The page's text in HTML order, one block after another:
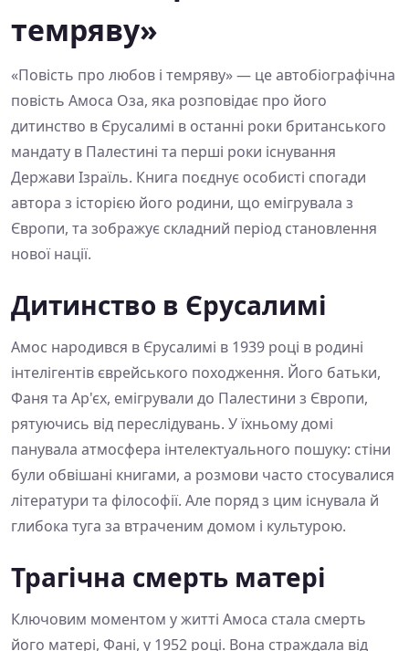
темряву»
«Повість про любов і темряву» — це автобіографічна
повість Амоса Оза, яка розповідає про його
дитинство в Єрусалимі в останні роки британського
мандату в Палестині та перші роки існування
Держави Ізраїль. Книга поєднує особисті спогади
автора з історією його родини, що емігрувала з
Європи, та зображує складний період становлення
нової нації.
Дитинство в Єрусалимі
Амос народився в Єрусалимі в 1939 році в родині
інтелігентів єврейського походження. Його батьки,
Фаня та Ар'єх, емігрували до Палестини з Європи,
рятуючись від переслідувань. У їхньому домі
панувала атмосфера інтелектуального пошуку: стіни
були обвішані книгами, а розмови часто стосувалися
літератури та філософії. Але поряд з цим існувала й
глибока туга за втраченим домом і культурою.
Трагічна смерть матері
Ключовим моментом у житті Амоса стала смерть
його матері, Фані, у 1952 році. Вона страждала від